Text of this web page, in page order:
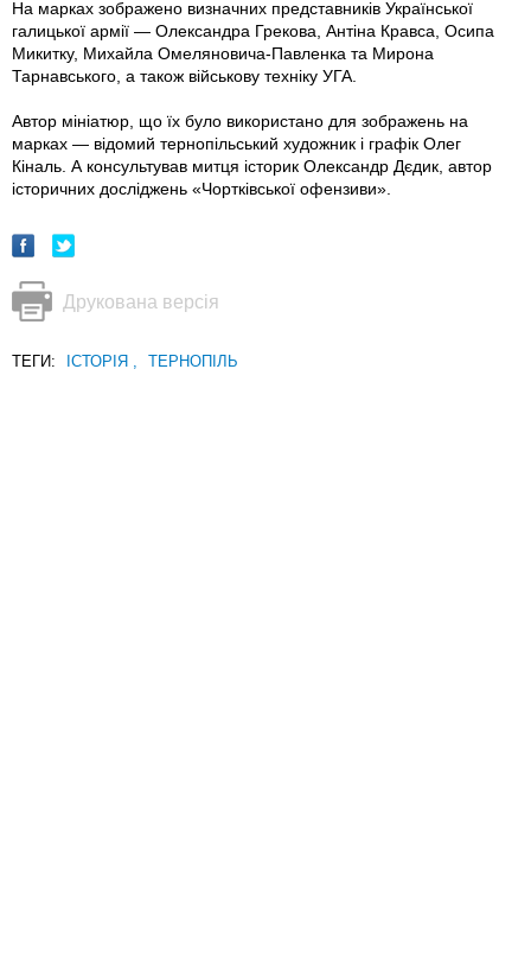
На марках зображено визначних представників Української
галицької армії — Олександра Грекова, Антіна Кравса, Осипа
Микитку, Михайла Омеляновича-Павленка та Мирона
Тарнавського, а також військову техніку УГА.
Автор мініатюр, що їх було використано для зображень на
марках — відомий тернопільський художник і графік Олег
Кіналь. А консультував митця історик Олександр Дєдик, автор
історичних досліджень «Чортківської офензиви».
Друкована версія
ТЕГИ: ІСТОРІЯ , ТЕРНОПІЛЬ